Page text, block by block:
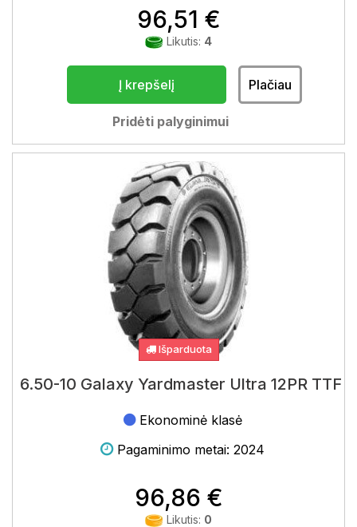
96,51 €
Likutis: 4
Į krepšelį Plačiau
Pridėti palyginimui
Išparduota
6.50-10 Galaxy Yardmaster Ultra 12PR TTF
Ekonominė klasė
Pagaminimo metai: 2024
96,86 €
Likutis: 0